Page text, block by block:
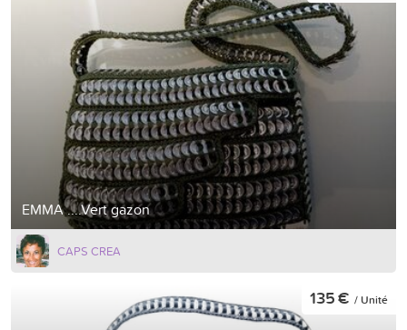
EMMA ....Vert gazon
CAPS CREA
135 € / Unité